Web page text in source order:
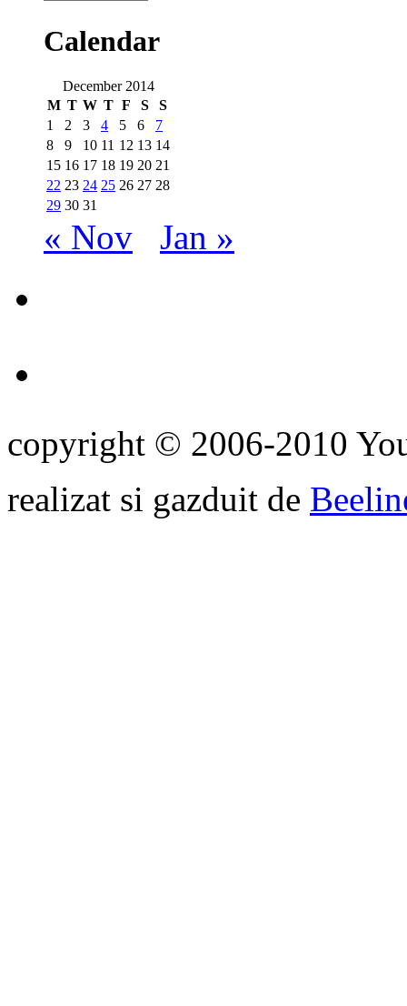
Calendar
December 2014
M T W T F S
S
1
2 3 4 5 6
7
8
9 10 11 12 13 14
15 16 17 18 19 20 21
22 23 24 25 26 27 28
29 30 31
« Nov Jan »
copyright © 2006-2010
realizat si gazduit de